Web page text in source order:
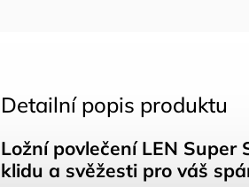
Detailní popis produktu
Ložní povlečení LEN Super
klidu a svěžesti pro váš